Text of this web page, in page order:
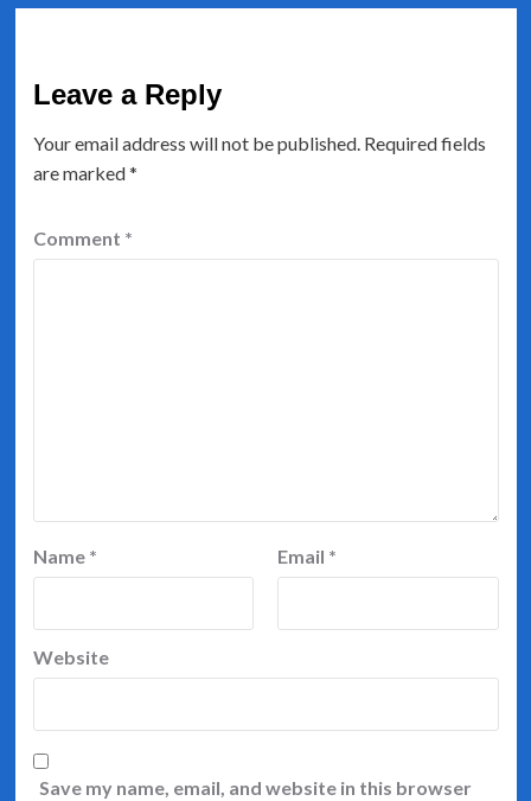
Leave a Reply
Your email address will not be published. Required fields
are marked*
Comment *
Name * Email *
Website
Save my name, email, and website in this browser